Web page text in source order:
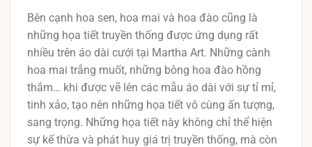
Bên cạnh hoa sen, hoa mai và hoa đào cũng là
những họa tiết truyền thống được ứng dụng rất
nhiều trên áo dài cưới tại Martha Art. Những cành
hoa mai trắng muốt, những bông hoa đào hồng
thắm… khi được vẽ lên các mẫu áo dài với sự tỉ mỉ,
tinh xảo, tạo nên những họa tiết vô cùng ấn tượng,
sang trọng. Những họa tiết này không chỉ thể hiện
sự kế thừa và phát huy giá trị truyền thống, mà còn